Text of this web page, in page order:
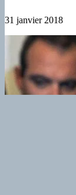
31 janvier 2018